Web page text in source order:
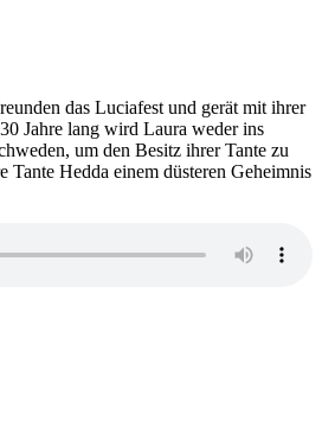
das Luciafest und gerät mit ihrer
Jahre lang wird Laura weder ins
um den Besitz ihrer Tante zu
Tante Hedda einem düsteren Geheimnis